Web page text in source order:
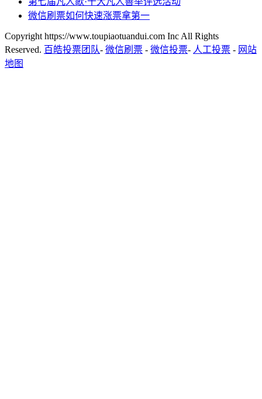
微信刷票如何快速涨票拿第一
Copyright https://www.toupiaotuandui.com Inc All Rights
Reserved. 百皓投票团队- 微信刷票 - 微信投票- 人工投票 - 网站
地图